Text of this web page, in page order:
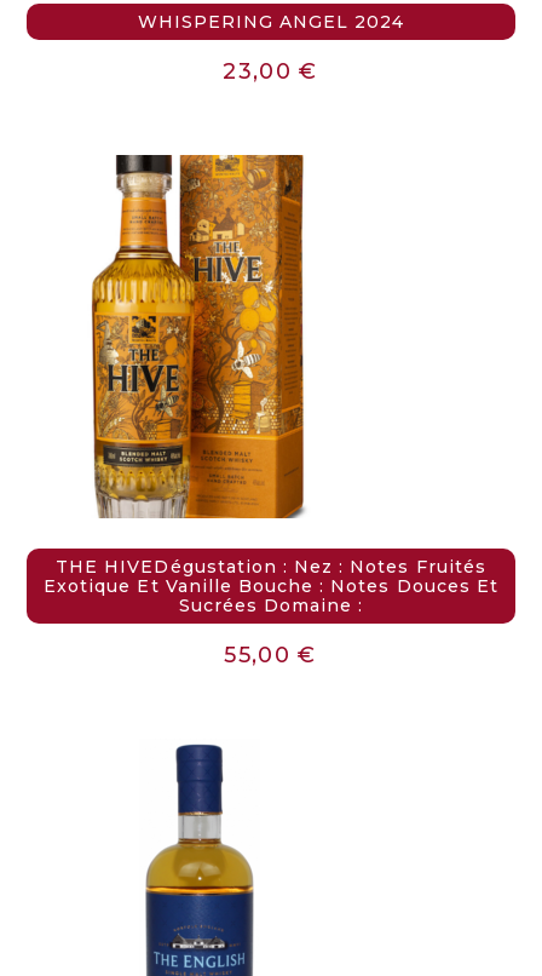
WHISPERING ANGEL 2024
23,00€
THE HIVEDégustation : Nez : Notes Fruités
Exotique Et Vanille Bouche : Notes Douces Et
Sucrées Domaine :
55,00€